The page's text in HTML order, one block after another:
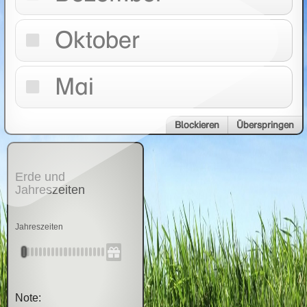
Oktober
Mai
Blockieren Überspringen
Erde und
Jahreszeiten
Jahreszeiten
Note: